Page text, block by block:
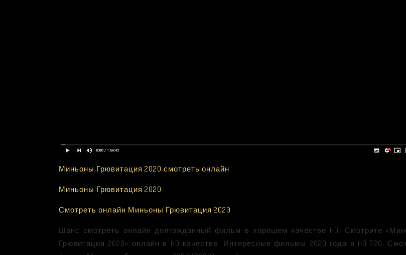
Миньоны Грювитация 2020 смотреть онлайн
Миньоны Грювитация 2020
Смотреть онлайн Миньоны Грювитация 2020
Шанс смотреть онлайн долгожданный фильм в хорошем качестве HD. Смотрите
Грювитация 2020» онлайн в HD качестве. Интересные фильмы 2020 года в HD 720.